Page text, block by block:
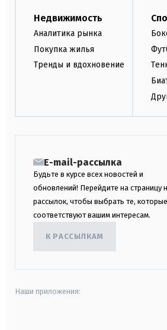
Недвижимость
Аналитика рынка
Покупка жилья
Тренды и вдохновение
E-mail-рассылка
Будьте в курсе всех новостей и
обновлений! Перейдите на страницу
рассылок, чтобы выбрать те, которые
соответствуют вашим интересам.
К РАССЫЛКАМ
Наши приложения: